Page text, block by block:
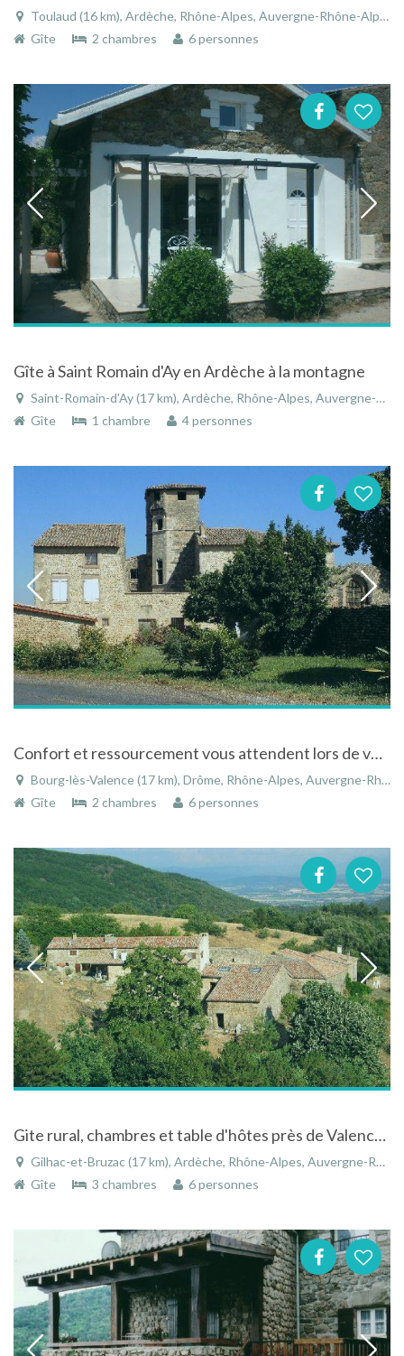
Toulaud (16 km), Ardèche, Rhône-Alpes, Auvergne-Rhône-Alpes, France
Gîte
2 chambres 6 personnes
Gîte à Saint Romain d'Ay en Ardèche à la montagne
Saint-Romain-d'Ay (17 km), Ardèche, Rhône-Alpes, Auvergne-Rhône-Alpes, France
Gîte
1 chambre 4 personnes
Confort et ressourcement vous attendent lors de votre séjour au gite de Genas à Bourg les Valence
Bourg-lès-Valence (17 km), Drôme, Rhône-Alpes, Auvergne-Rhône-Alpes, France
Gîte
2 chambres 6 personnes
Gite rural, chambres et table d'hôtes près de Valence à Gilhac-et-Bruzac en Ardèche
Gilhac-et-Bruzac (17 km), Ardèche, Rhône-Alpes, Auvergne-Rhône-Alpes, France
Gîte
3 chambres 6 personnes